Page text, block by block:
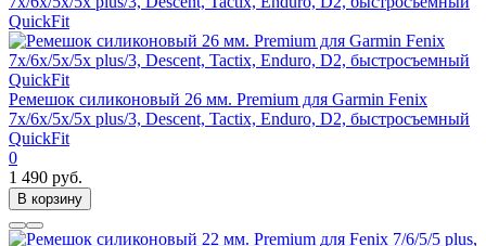
Ремешок силиконовый 26 мм. Premium для Garmin Fenix
7x/6x/5x/5x plus/3, Descent, Tactix, Enduro, D2, быстросъемный
QuickFit
0
1 490 руб.
В корзину